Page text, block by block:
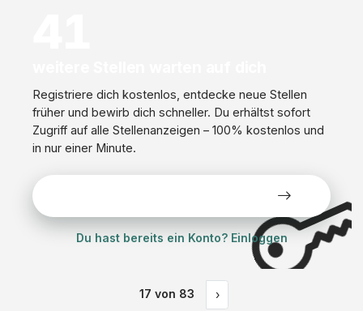
Registriere dich kostenlos, entdecke neue Stellen
früher und bewirb dich schneller. Du erhältst sofort
Zugriff auf alle Stellenanzeigen – 100% kostenlos und
in nur einer Minute.
Du hast bereits ein Konto? Einloggen
17 von 83 ›